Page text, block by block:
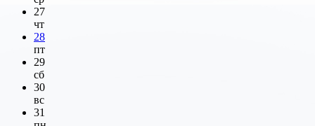
27
чт
28
пт
29
сб
30
вс
31